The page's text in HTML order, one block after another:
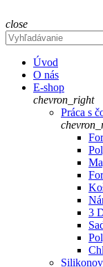
close
Úvod
O nás
E-shop
chevron_right
Práca s
3